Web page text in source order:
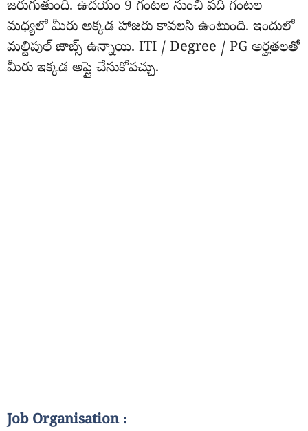
జరుగుతుంది. ఉదయం 9 గంటల నుంచి పది గంటల
మధ్యలో మీరు అక్కడ హాజరు కావలసి ఉంటుంది. ఇందులో
మల్టిపుల్ జాబ్స్ ఉన్నాయి. ITI / Degree / PG అర్హతలతో
మీరు ఇక్కడ అప్లై చేసుకోవచ్చు.
Job Organisation :